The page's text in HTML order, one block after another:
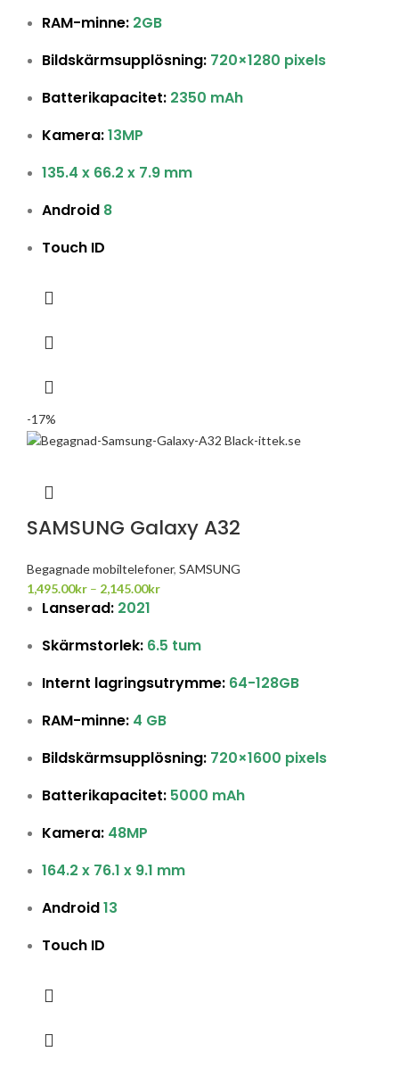
RAM-minne: 2GB
Bildskärmsupplösning: 720×1280 pixels
Batterikapacitet: 2350 mAh
Kamera:13MP
135.4 x 66.2 x 7.9 mm
Android 8
Touch ID
-17%
SAMSUNG Galaxy A32
Begagnade mobiltelefoner, SAMSUNG
1,495.00kr – 2,145.00kr
Lanserad: 2021
Skärmstorlek: 6.5 tum
Internt lagringsutrymme: 64-128GB
RAM-minne: 4 GB
Bildskärmsupplösning: 720×1600 pixels
Batterikapacitet: 5000 mAh
Kamera: 48MP
164.2 x 76.1 x 9.1 mm
Android13
Touch ID